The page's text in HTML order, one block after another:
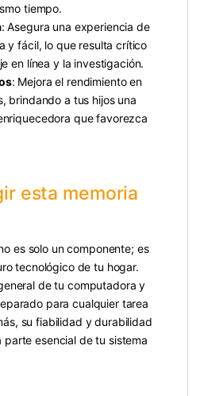
tiempo.
: Asegura una experiencia de
y fácil, lo que resulta crítico
en línea y la investigación.
: Mejora el rendimiento en
brindando a tus hijos una
que favorezca
esta memoria
es solo un componente; es
tecnológico de tu hogar.
de tu computadora y
para cualquier tarea
su fiabilidad y durabilidad
parte esencial de tu sistema